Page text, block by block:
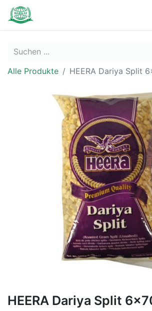
Alle Produkte HEERA Dariya Split
HEERA Dariya Split